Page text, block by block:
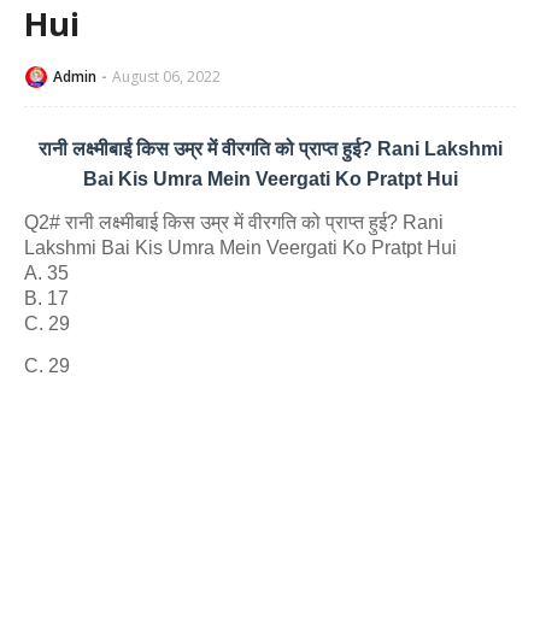
Hui
Admin August 06, 2022
रानी लक्ष्‍मीबाई किस उम्र में वीरगति को प्राप्‍त हुई? Rani Lakshmi
Bai Kis Umra Mein Veergati Ko Pratpt Hui
Q2# रानी लक्ष्‍मीबाई किस उम्र में वीरगति को प्राप्‍त हुई? Rani
Lakshmi Bai Kis Umra Mein Veergati Ko Pratpt Hui
A. 35
B. 17
C. 29
C. 29